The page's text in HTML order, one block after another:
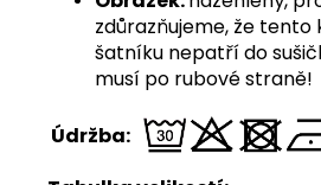
zdůrazňujeme, že tento
šatníku nepatří do
musí po rubové straně!
Údržba: